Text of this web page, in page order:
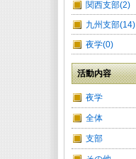
関西支部(2)
九州支部(14)
夜学(0)
活動内容
夜学
全体
支部